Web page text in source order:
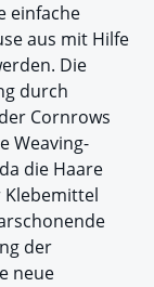
einfache
aus mit Hilfe
Die
durch
Cornrows
Weaving-
die Haare
der
neue